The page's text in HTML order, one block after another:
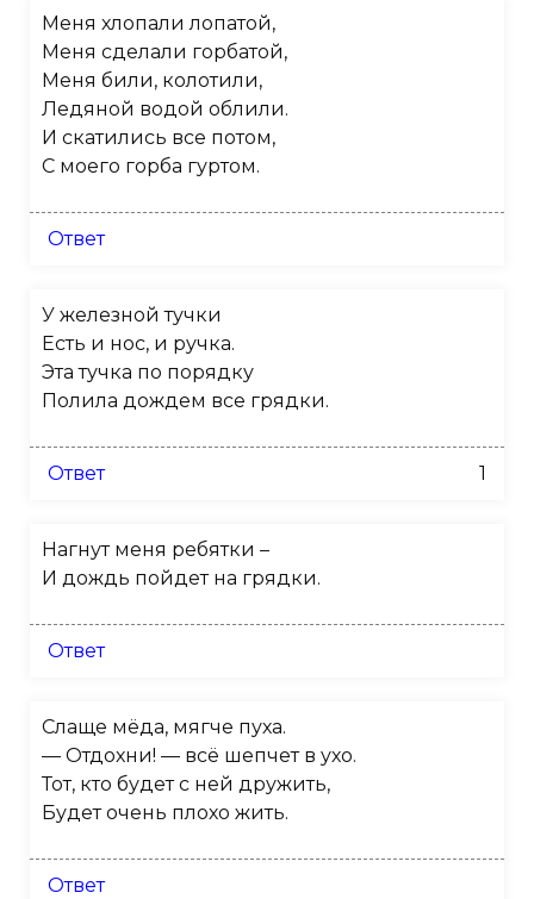
Меня хлопали лопатой,
Меня сделали горбатой,
Меня били, колотили,
Ледяной водой облили.
И скатились все потом,
С моего горба гуртом.
Ответ
У железной тучки
Есть и нос, и ручка.
Эта тучка по порядку
Полила дождем все грядки.
Ответ 1
Нагнут меня ребятки –
И дождь пойдет на грядки.
Ответ
Слаще мёда, мягче пуха.
— Отдохни! — всё шепчет в ухо.
Тот, кто будет с ней дружить,
Будет очень плохо жить.
Ответ